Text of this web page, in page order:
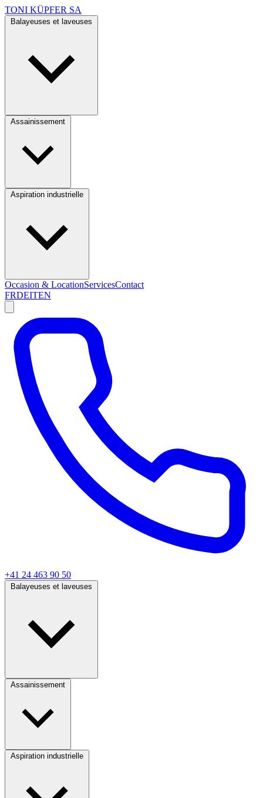
TONI KÜPFER SA
Occasion & LocationServicesContact
FRDEITEN
+41 24 463 90 50